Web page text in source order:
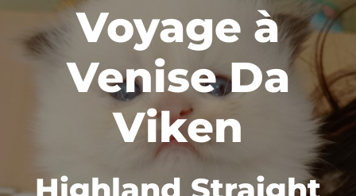
Voyage à
Venise Da
Viken